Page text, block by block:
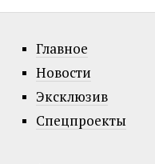
Главное
Новости
Эксклюзив
Спецпроекты